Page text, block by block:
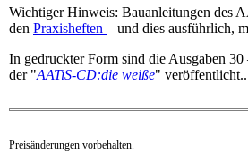
Wichtiger Hinweis: Bauanleitungen des
den Praxisheften – und dies ausführlich,
In gedruckter Form sind die Ausgaben
der "AATiS-CD:die weiße" veröffentlicht..
Preisänderungen vorbehalten.